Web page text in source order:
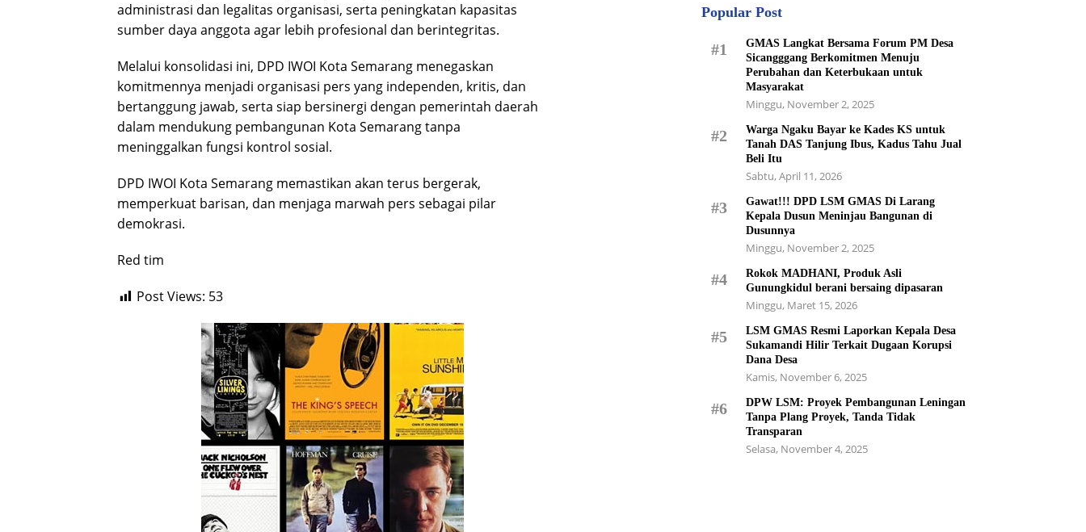
administrasi dan legalitas organisasi, serta peningkatan kapasitas
sumber daya anggota agar lebih profesional dan berintegritas.
Melalui konsolidasi ini, DPD IWOI Kota Semarang menegaskan
komitmennya menjadi organisasi pers yang independen, kritis, dan
bertanggung jawab, serta siap bersinergi dengan pemerintah daerah
dalam mendukung pembangunan Kota Semarang tanpa
meninggalkan fungsi kontrol sosial.
DPD IWOI Kota Semarang memastikan akan terus bergerak,
memperkuat barisan, dan menjaga marwah pers sebagai pilar
demokrasi.
Red tim
Post Views: 53
Popular Post
#1
GMAS Langkat Bersama Forum PM Desa
Sicangggang Berkomitmen Menuju
Perubahan dan Keterbukaan untuk
Masyarakat
Minggu, November 2, 2025
#2
Warga Ngaku Bayar ke Kades KS untuk
Tanah DAS Tanjung Ibus, Kadus Tahu Jual
Beli Itu
Sabtu, April 11, 2026
#3
Gawat!!! DPD LSM GMAS Di Larang
Kepala Dusun Meninjau Bangunan di
Dusunnya
Minggu, November 2, 2025
#4
Rokok MADHANI, Produk Asli
Gunungkidul berani bersaing dipasaran
Minggu, Maret 15, 2026
#5
LSM GMAS Resmi Laporkan Kepala Desa
Sukamandi Hilir Terkait Dugaan Korupsi
Dana Desa
Kamis, November 6, 2025
#6
DPW LSM: Proyek Pembangunan Leningan
Tanpa Plang Proyek, Tanda Tidak
Transparan
Selasa, November 4, 2025